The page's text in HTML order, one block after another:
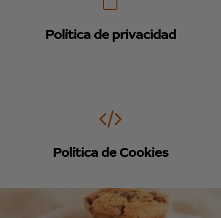
Política de privacidad
Política de Cookies